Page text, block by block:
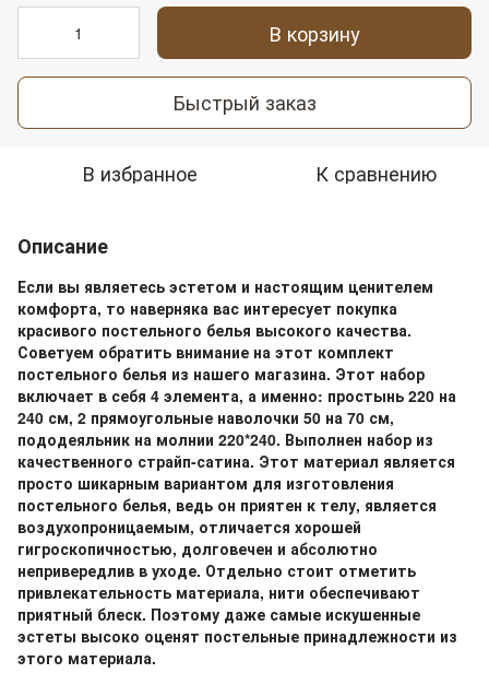
В корзину
Быстрый заказ
В избранное К сравнению
Описание
Если вы являетесь эстетом и настоящим ценителем
комфорта, то наверняка вас интересует покупка
красивого постельного белья высокого качества.
Советуем обратить внимание на этот комплект
постельного белья из нашего магазина. Этот набор
включает в себя 4 элемента, а именно: простынь 220 на
240 см, 2 прямоугольные наволочки 50 на 70 см,
пододеяльник на молнии 220*240. Выполнен набор из
качественного страйп-сатина. Этот материал является
просто шикарным вариантом для изготовления
постельного белья, ведь он приятен к телу, является
воздухопроницаемым, отличается хорошей
гигроскопичностью, долговечен и абсолютно
непривередлив в уходе. Отдельно стоит отметить
привлекательность материала, нити обеспечивают
приятный блеск. Поэтому даже самые искушенные
эстеты высоко оценят постельные принадлежности из
этого материала.